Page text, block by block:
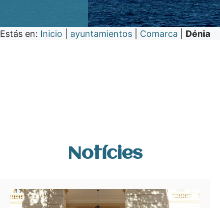
Estás en: Inicio ayuntamientos Comarca Dénia
Notícies